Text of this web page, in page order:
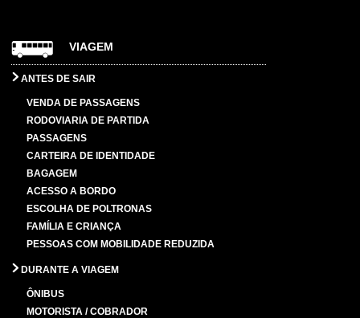
VIAGEM
ANTES DE SAIR
VENDA DE PASSAGENS
RODOVIARIA DE PARTIDA
PASSAGENS
CARTEIRA DE IDENTIDADE
BAGAGEM
ACESSO A BORDO
ESCOLHA DE POLTRONAS
FAMÍLIA E CRIANÇA
PESSOAS COM MOBILIDADE REDUZIDA
DURANTE A VIAGEM
ÔNIBUS
MOTORISTA / COBRADOR